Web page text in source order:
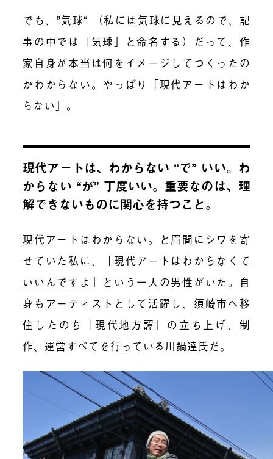
でも、”気球“ （私には気球に見えるので、記
事の中では「気球」と命名する）だって、作
家自身が本当は何をイメージしてつくったの
かわからない。やっぱり「現代アートはわか
らない」。
現代アートは、わからない “で” いい。わ
からない “が” 丁度いい。重要なのは、理
解できないものに関心を持つこと。
現代アートはわからない。と眉間にシワを寄
せていた私に、
「現代アートはわからなくて
いいんですよ 」 という一人の男性がいた。自
身もアーティストとして活躍し、須崎市へ移
住したのち「現代地方譚」の立ち上げ、制
作、運営すべてを行っている川鍋達氏だ。